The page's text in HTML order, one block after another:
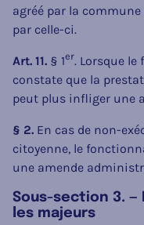
agréé par la
par celle-ci.
Art. 11. § 1er. Lorsque
constate que la
peut plus infliger une
§ 2. En cas de non-
citoyenne, le
une amende
Sous-section 3. —
les majeurs